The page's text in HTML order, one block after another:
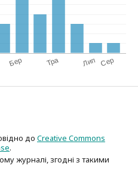
до Creative Commons
.
журналі, згодні з такими